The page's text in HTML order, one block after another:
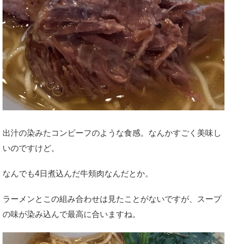
出汁の染みたコンビーフのような食感。なんかすごく美味し
いのですけど。
なんでも4日煮込んだ牛頬肉なんだとか。
ラーメンとこの組み合わせは見たことがないですが、スープ
の味が染み込んで最高に合いますね。